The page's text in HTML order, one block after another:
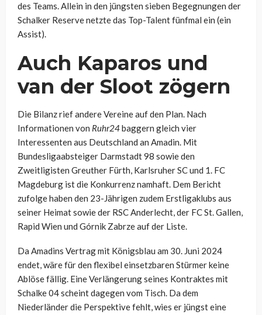
des Teams. Allein in den jüngsten sieben Begegnungen der
Schalker Reserve netzte das Top-Talent fünfmal ein (ein
Assist).
Auch Kaparos und
van der Sloot zögern
Die Bilanz rief andere Vereine auf den Plan. Nach
Informationen von Ruhr24baggern gleich vier
Interessenten aus Deutschland an Amadin. Mit
Bundesligaabsteiger Darmstadt 98 sowie den
Zweitligisten Greuther Fürth, Karlsruher SC und 1. FC
Magdeburg ist die Konkurrenz namhaft. Dem Bericht
zufolge haben den 23-Jährigen zudem Erstligaklubs aus
seiner Heimat sowie der RSC Anderlecht, der FC St. Gallen,
Rapid Wien und Górnik Zabrze auf der Liste.
Da Amadins Vertrag mit Königsblau am 30. Juni 2024
endet, wäre für den flexibel einsetzbaren Stürmer keine
Ablöse fällig. Eine Verlängerung seines Kontraktes mit
Schalke 04 scheint dagegen vom Tisch. Da dem
Niederländer die Perspektive fehlt, wies er jüngst eine